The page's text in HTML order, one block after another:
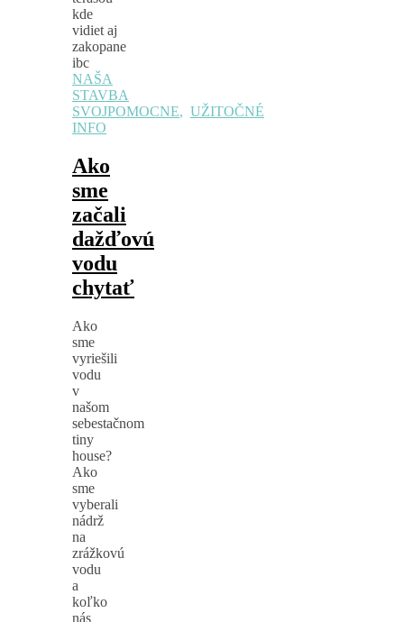
NAŠA
STAVBA
SVOJPOMOCNE, UŽITOČNÉ
INFO
Ako
sme
začali
dažďovú
vodu
chytať
Ako
sme
vyriešili
vodu
v
našom
sebestačnom
tiny
house?
Ako
sme
vyberali
nádrž
na
zrážkovú
vodu
a
koľko
nás